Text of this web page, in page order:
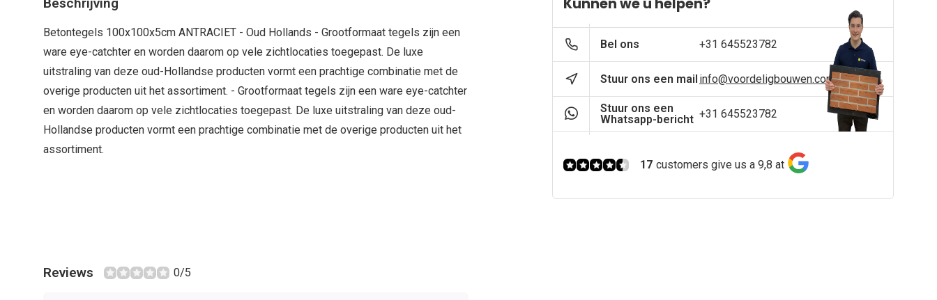
Betontegels 100x100x5cm ANTRACIET - Oud Hollands - Grootformaat tegels zijn een
ware eye-catchter en worden daarom op vele zichtlocaties toegepast. De luxe
uitstraling van deze oud-Hollandse producten vormt een prachtige combinatie met de
overige producten uit het assortiment. - Grootformaat tegels zijn een ware eye-catchter
en worden daarom op vele zichtlocaties toegepast. De luxe uitstraling van deze oud-
Hollandse producten vormt een prachtige combinatie met de overige producten uit het
assortiment.
Reviews 0/5
Kunnen we u helpen?
Bel ons +31 645523782
Stuur ons een mail info@voordeligbouwen.com
Stuur ons een
Whatsapp-bericht +31 645523782
17 customers give us a 9,8 at